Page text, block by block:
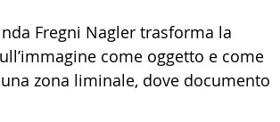
Fregni Nagler trasforma la
come oggetto e come
zona liminale, dove documento